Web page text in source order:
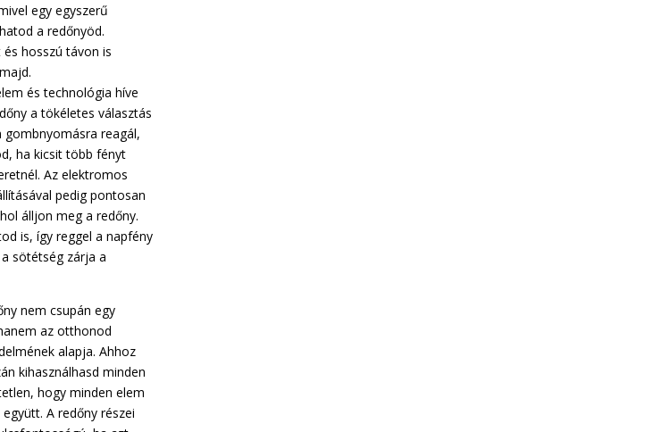
egy egyszerű
a redőnyöd.
hosszú távon is
és technológia híve
a tökéletes választás
gombnyomásra reagál,
ha kicsit több fényt
Az elektromos
pedig pontosan
álljon meg a redőny.
is, így reggel a napfény
sötétség zárja a
nem csupán egy
az otthonod
alapja. Ahhoz
kihasználhasd minden
hogy minden elem
A redőny részei